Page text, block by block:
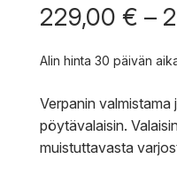
229,00 € –
Alin hinta 30 päivän
Verpanin
pöytävalaisin.
muistuttavasta